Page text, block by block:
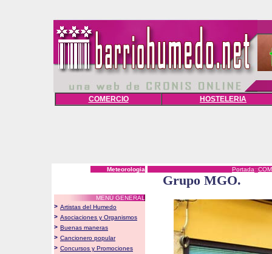
COMERCIO HOSTELERIA
Meteorologia
MENÚ GENERAL
> Artistas del Humedo
> Asociaciones y Organismos
> Buenas maneras
> Cancionero popular
> Concursos y Promociones
Portada::
Grupo MGO.